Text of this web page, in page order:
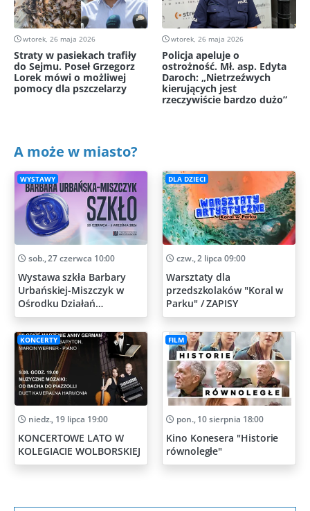
wtorek, 26 maja 2026
Straty w pasiekach trafiły
do Sejmu. Poseł Grzegorz
Lorek mówi o możliwej
pomocy dla pszczelarzy
wtorek, 26 maja 2026
Policja apeluje o
ostrożność. Mł. asp. Edyta
Daroch: „Nietrzeźwych
kierujących jest
rzeczywiście bardzo dużo”
A może w miasto?
WYSTAWY
sob., 27 czerwca 10:00
Wystawa szkła Barbary
Urbańskiej-Miszczyk w
Ośrodku Działań
Artystycznych
DLA DZIECI
czw., 2 lipca 09:00
Warsztaty dla
przedszkolaków "Koral w
Parku" / ZAPISY
KONCERTY
niedz., 19 lipca 19:00
KONCERTOWE LATO W
KOLEGIACIE WOLBORSKIEJ
FILM
pon., 10 sierpnia 18:00
Kino Konesera "Historie
równoległe"